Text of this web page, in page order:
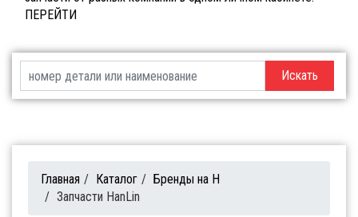
ПЕРЕЙТИ
Искать
Главная / Каталог / Бренды на H
/ Запчасти HanLin